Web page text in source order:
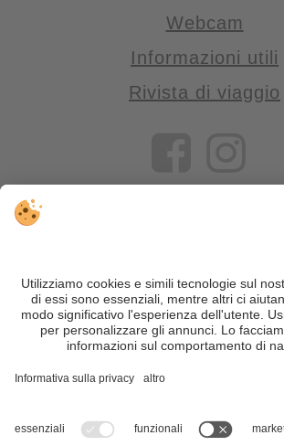
Webcam
Informazioni utili
Rivista di viaggio
VIVOSüdtirol è il portale di viaggio per
Trentino Alto Adige davvero – con consigli
offerte su misura.
Nonostante il lavoro accurato e il costante
motivi di sicurezza, si prega di